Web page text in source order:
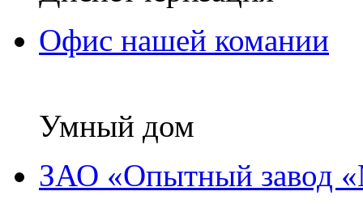
Офис нашей комании
Умный дом
ЗАО «Опытный завод